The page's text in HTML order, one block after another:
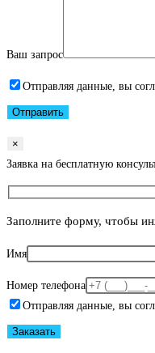
Ваш запрос
Отправляя данные, вы
×
Заявка на бесплатную
Заполните форму, чтобы
Имя
Номер телефона
Отправляя данные, вы